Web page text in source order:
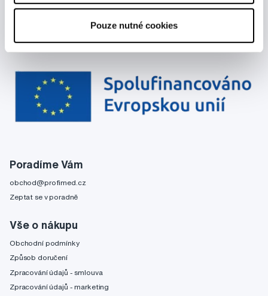
Pouze nutné cookies
Poradíme Vám
obchod@profimed.cz
Zeptat se v poradně
Vše o nákupu
Obchodní podmínky
Způsob doručení
Zpracování údajů - smlouva
Zpracování údajů - marketing